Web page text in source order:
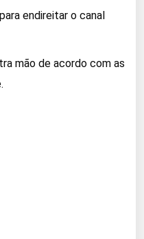
endireitar o canal
mão de acordo com as